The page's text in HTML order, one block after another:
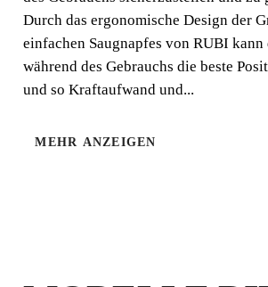
Durch das ergonomische Design der
einfachen Saugnapfes von RUBI
während des Gebrauchs die beste
und so Kraftaufwand und...
MEHR ANZEIGEN